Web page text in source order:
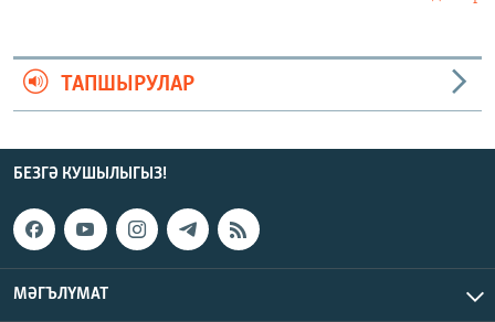
ТАПШЫРУЛАР
БЕЗГӘ КУШЫЛЫГЫЗ!
МӘГЪЛҮМАТ